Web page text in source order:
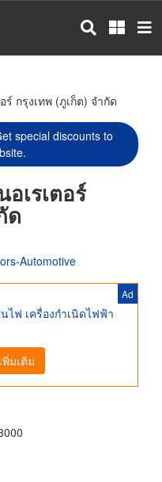
ร์ กรุงเทพ (ภูเก็ต) จำกัด
special discounts to
เรเตอร์
ด
Automotive
Ad
ไฟ เครื่องกำเนิดไฟฟ้า
พิ่มเติม